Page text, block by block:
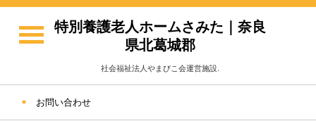
特別養護老人ホームさみた｜奈良
県北葛城郡
社会福祉法人やまびこ会運営施設.
お問い合わせ